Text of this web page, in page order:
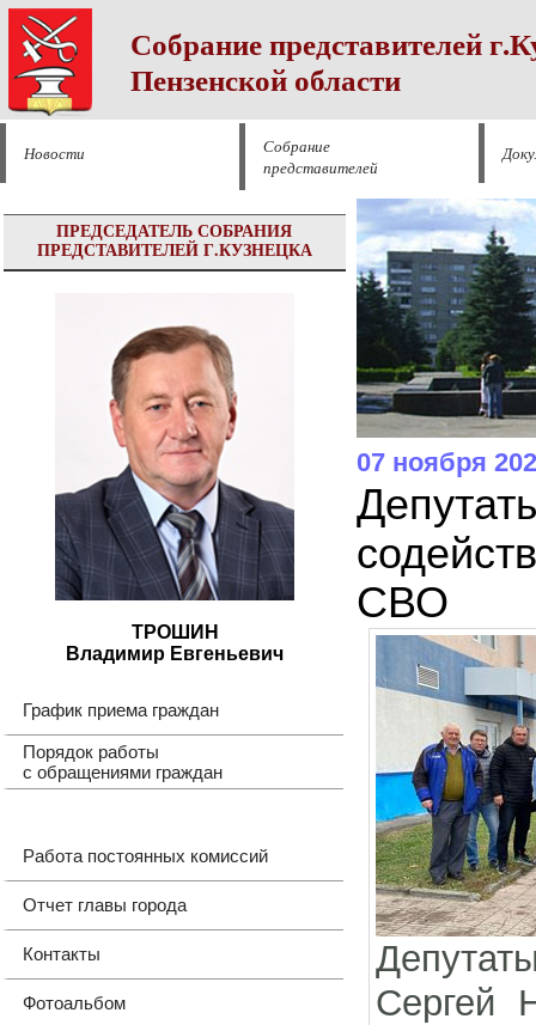
Собрание представителей
Пензенской области
Новости
Собрание
представителей
ПРЕДСЕДАТЕЛЬ СОБРАНИЯ
ПРЕДСТАВИТЕЛЕЙ Г.КУЗНЕЦКА
ТРОШИН
Владимир Евгеньевич
График приема граждан
Порядок работы
с обращениями граждан
Работа постоянных комиссий
Отчет главы города
Контакты
Фотоальбом
07 ноября
СВО
Сергей